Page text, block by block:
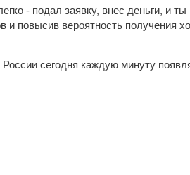
- подал заявку, внес деньги, и
и повысив вероятность получения
сегодня каждую минуту